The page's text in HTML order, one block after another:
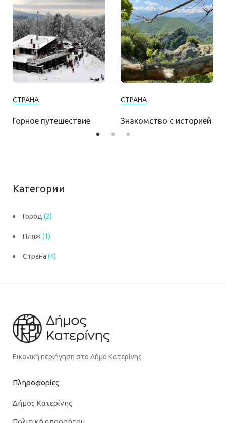
СТРАНА
Горное путешествие
СТРАНА
Знакомство с историей
Категории
Город (2)
Пляж (1)
Страна (4)
Εικονική περιήγηση στο Δήμο Κατερίνης
Πληροφορίες
Δήμος Κατερίνης